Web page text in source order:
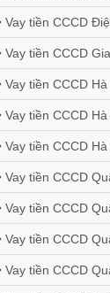
Vay tiền CCCD
Vay tiền CCCD
Vay tiền CCCD Hà
Vay tiền CCCD Hà
Vay tiền CCCD Hà
Vay tiền CCCD
Vay tiền CCCD
Vay tiền CCCD
Vay tiền CCCD